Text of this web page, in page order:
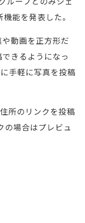
能を発表した。
動画を正方形だ
きるようになっ
手軽に写真を投稿
所のリンクを投稿
の場合はプレビュ